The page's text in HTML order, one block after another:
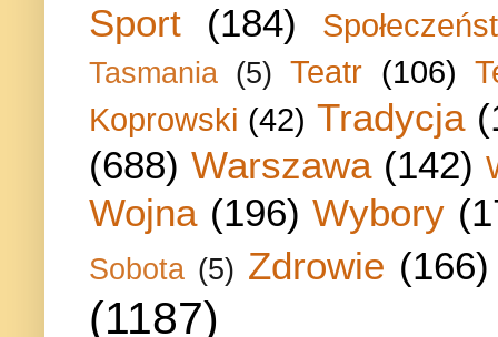
Sport (184)
Tasmania (5) Teatr (106)
Koprowski (42) Tradycja
(688) Warszawa (142)
Wojna (196) Wybory
Sobota (5) Zdrowie (166)
(1187)